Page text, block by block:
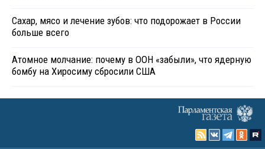
Сахар, мясо и лечение зубов: что подорожает в России
больше всего
Атомное молчание: почему в ООН «забыли», что ядерную
бомбу на Хиросиму сбросили США